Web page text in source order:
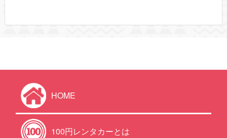
HOME
100円レンタカーとは